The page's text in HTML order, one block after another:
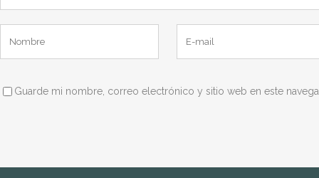
Guarde mi nombre, correo electrónico y sitio web en este